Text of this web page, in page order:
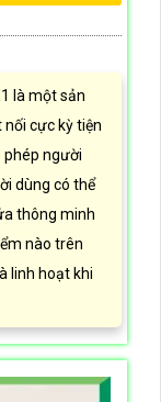
là một sản
cực kỳ tiện
phép người
dùng có thể
thông minh
nào trên
linh hoạt khi